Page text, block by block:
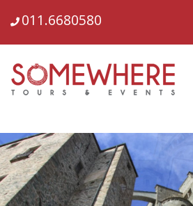
011.6680580